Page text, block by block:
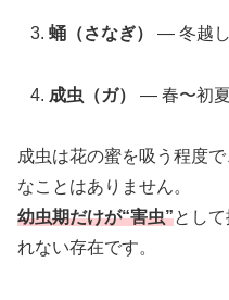
蛹（さなぎ） — 冬越
成虫（ガ） — 春〜初
成虫は花の蜜を吸う程度
なことはありません。
幼虫期だけが“害虫”とし
れない存在です。